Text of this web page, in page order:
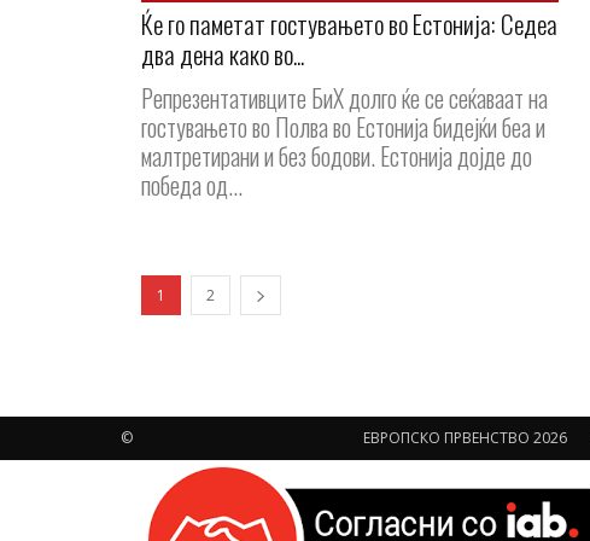
Ќе го паметат гостувањето во Естонија: Седеа
два дена како во...
Репрезентативците БиХ долго ќе се сеќаваат на
гостувањето во Полва во Естонија бидејќи беа и
малтретирани и без бодови. Естонија дојде до
победа од...
1 2
ЕВРОПСКО ПРВЕНСТВО 2026
©